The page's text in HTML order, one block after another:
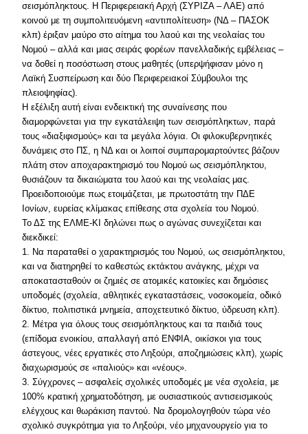
σεισμόπληκτους. Η Περιφερειακή Αρχή (ΣΥΡΙΖΑ – ΛΑΕ) από
κοινού με τη συμπολιτευόμενη «αντιπολίτευση» (ΝΔ – ΠΑΣΟΚ
κλπ) έριξαν μαύρο στο αίτημα του λαού και της νεολαίας του
Νομού – αλλά και μιας σειράς φορέων πανελλαδικής εμβέλειας –
να δοθεί η ποσόστωση στους μαθητές (υπερψήφισαν μόνο η
Λαϊκή Συσπείρωση και δύο Περιφερειακοί Σύμβουλοι της
πλειοψηφίας).
Η εξέλιξη αυτή είναι ενδεικτική της συναίνεσης που
διαμορφώνεται για την εγκατάλειψη των σεισμόπληκτων, παρά
τους «διαξιφισμούς» και τα μεγάλα λόγια. Οι φιλοκυβερνητικές
δυνάμεις στο ΠΣ, η ΝΔ και οι λοιποί συμπαρομαρτούντες βάζουν
πλάτη στον αποχαρακτηρισμό του Νομού ως σεισμόπληκτου,
θυσιάζουν τα δικαιώματα του λαού και της νεολαίας μας.
Προειδοποιούμε πως ετοιμάζεται, με πρωτοστάτη την ΠΔΕ
Ιονίων, ευρείας κλίμακας επίθεσης στα σχολεία του Νομού.
Το ΔΣ της ΕΛΜΕ-ΚΙ δηλώνει πως ο αγώνας συνεχίζεται και
διεκδικεί:
1. Να παραταθεί ο χαρακτηρισμός του Νομού, ως σεισμόπληκτου,
και να διατηρηθεί το καθεστώς εκτάκτου ανάγκης, μέχρι να
αποκατασταθούν οι ζημιές σε ατομικές κατοικίες και δημόσιες
υποδομές (σχολεία, αθλητικές εγκαταστάσεις, νοσοκομεία, οδικό
δίκτυο, πολιτιστικά μνημεία, αποχετευτικό δίκτυο, ύδρευση κλπ).
2. Μέτρα για όλους τους σεισμόπληκτους και τα παιδιά τους
(επίδομα ενοικίου, απαλλαγή από ΕΝΦΙΑ, οικίσκοι για τους
άστεγους, νέες εργατικές στο Ληξούρι, αποζημιώσεις κλπ), χωρίς
διαχωρισμούς σε «παλιούς» και «νέους».
3. Σύγχρονες – ασφαλείς σχολικές υποδομές με νέα σχολεία, με
100% κρατική χρηματοδότηση, με ουσιαστικούς αντισεισμικούς
ελέγχους και θωράκιση παντού. Να δρομολογηθούν τώρα νέο
σχολικό συγκρότημα για το Ληξούρι, νέο μηχανουργείο για το